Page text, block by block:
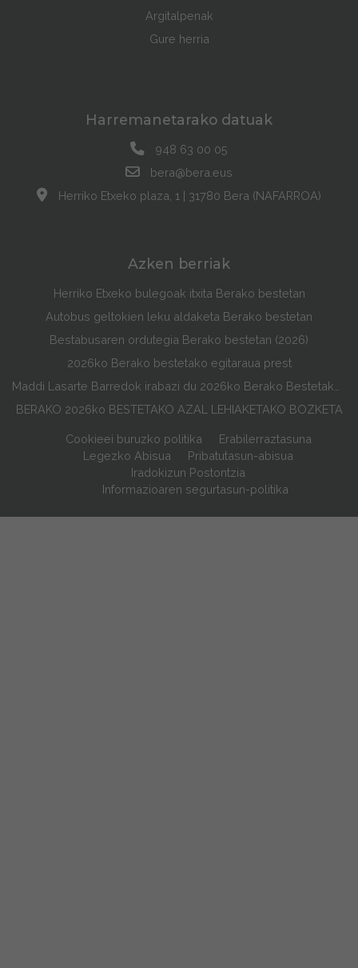
Argitalpenak
Gure herria
Harremanetarako datuak
948 63 00 05
bera@bera.eus
Herriko Etxeko plaza, 1 | 31780 Bera (NAFARROA)
Azken berriak
Herriko Etxeko bulegoak itxita Berako bestetan
Autobus geltokien leku aldaketa Berako bestetan
Bestabusaren ordutegia Berako bestetan (2026)
2026ko Berako bestetako egitaraua prest
BERAKO 2026ko BESTETAKO AZAL LEHIAKETAKO BOZKETA
Cookieei buruzko politika
Erabilerraztasuna
Legezko Abisua
Pribatutasun-abisua
Iradokizun Postontzia
Informazioaren segurtasun-politika